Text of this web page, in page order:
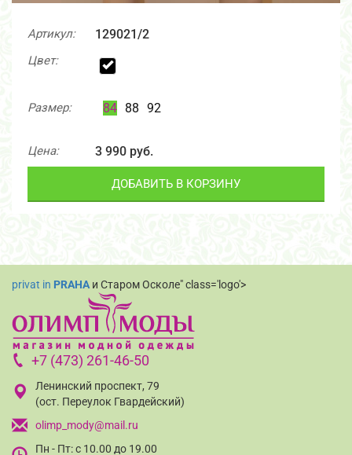
Артикул: 129021/2
Цвет:
Размер: 84 88 92
Цена: 3 990 руб.
ДОБАВИТЬ В КОРЗИНУ
privat in PRAHA и Старом Осколе" class='logo'>
+7 (473) 261-46-50
Ленинский проспект, 79
(ост. Переулок Гвардейский)
olimp_mody@mail.ru
Пн - Пт: с 10.00 до 19.00